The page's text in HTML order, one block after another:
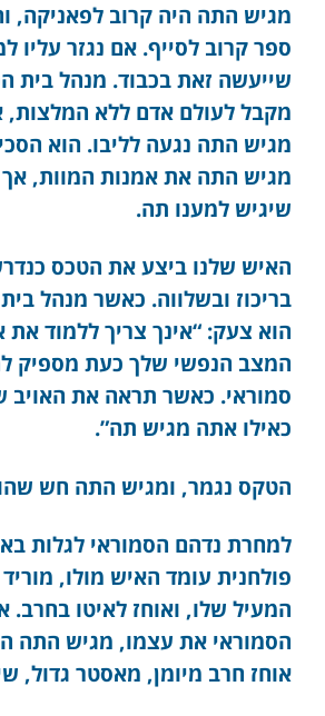
מגיש התה היה קרוב לפאניקה,
ספר קרוב לסייף. אם נגזר עליו
שייעשה זאת בכבוד. מנהל בית
מקבל לעולם אדם ללא המלצות,
מגיש התה נגעה לליבו. הוא
מגיש התה את אמנות המוות,
שיגיש למענו תה.
האיש שלנו ביצע את הטכס
בריכוז ובשלווה. כאשר מנהל
הוא צעק: “אינך צריך ללמוד את
המצב הנפשי שלך כעת מספיק
סמוראי. כאשר תראה את האויב
כאילו אתה מגיש תה”.
הטקס נגמר, ומגיש התה חש
למחרת נדהם הסמוראי לגלות
פולחנית עומד האיש מולו,
המעיל שלו, ואוחז לאיטו בחרב.
הסמוראי את עצמו, מגיש התה
אוחז חרב מיומן, מאסטר גדול,